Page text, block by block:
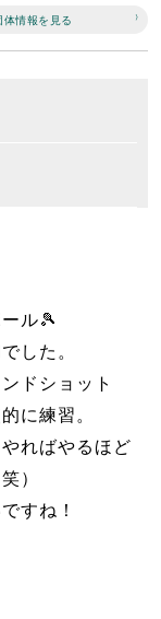
体情報を見る
ル🎾
した。
ドショット
に練習。
ればやるほど
）
すね！